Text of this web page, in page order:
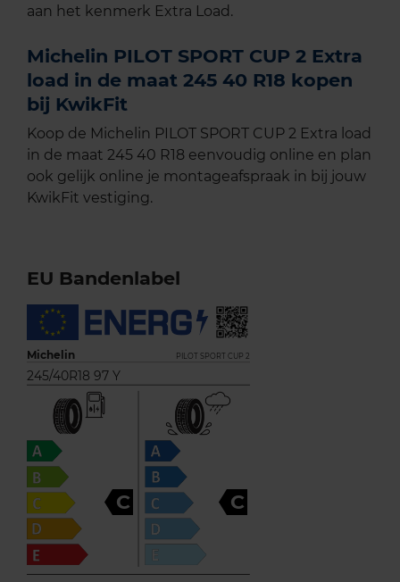
aan het kenmerk Extra Load.
Michelin PILOT SPORT CUP 2 Extra
load in de maat 245 40 R18 kopen
bij KwikFit
Koop de Michelin PILOT SPORT CUP 2 Extra load
in de maat 245 40 R18 eenvoudig online en plan
ook gelijk online je montageafspraak in bij jouw
KwikFit vestiging.
EU Bandenlabel
Michelin PILOT SPORT CUP 2
245/40R18 97 Y
C C